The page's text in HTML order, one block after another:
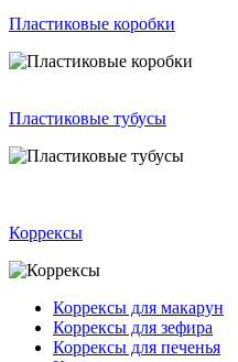
Пластиковые коробки
Пластиковые тубусы
Коррексы
Коррексы для макарун
Коррексы для зефира
Коррексы для печенья